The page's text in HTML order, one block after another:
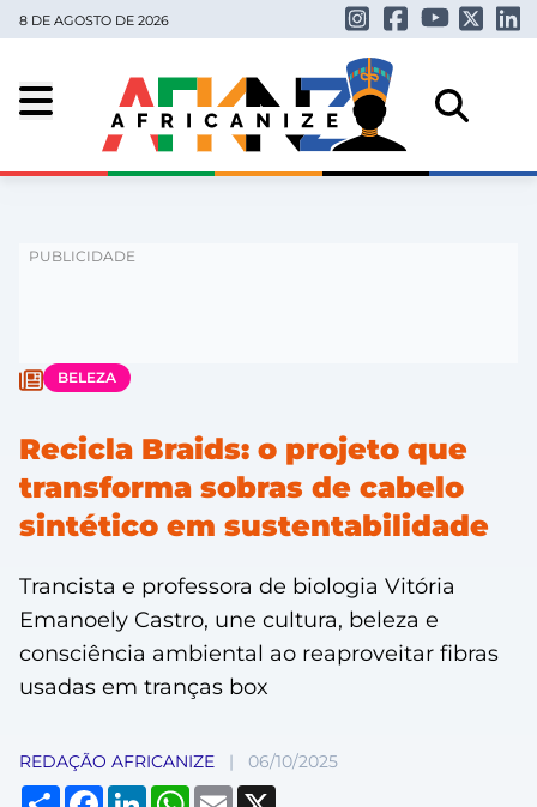
8 DE AGOSTO DE 2026
BELEZA
Recicla Braids: o projeto que
transforma sobras de cabelo
sintético em sustentabilidade
Trancista e professora de biologia Vitória
Emanoely Castro, une cultura, beleza e
consciência ambiental ao reaproveitar fibras
usadas em tranças box
REDAÇÃO AFRICANIZE | 06/10/2025
Compartilhar
Facebook
LinkedInWhatsApp
Email